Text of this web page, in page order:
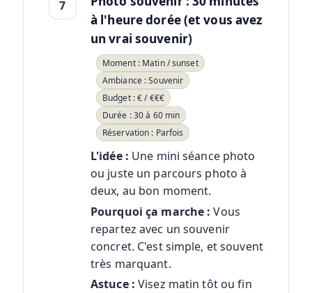
7
à l'heure dorée (et vous avez
un vrai souvenir)
Moment : Matin / sunset
Ambiance : Souvenir
Budget : € / €€€
Durée : 30 à 60 min
Réservation : Parfois
L'idée : Une mini séance photo
ou juste un parcours photo à
deux, au bon moment.
Pourquoi ça marche : Vous
repartez avec un souvenir
concret. C'est simple, et souvent
très marquant.
Astuce : Visez matin tôt ou fin